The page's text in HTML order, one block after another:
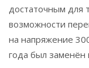
достаточным для
возможности
на напряжение
года был заменён